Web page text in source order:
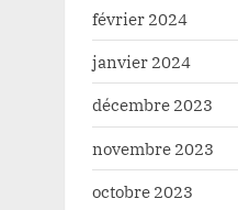
février 2024
janvier 2024
décembre 2023
novembre 2023
octobre 2023